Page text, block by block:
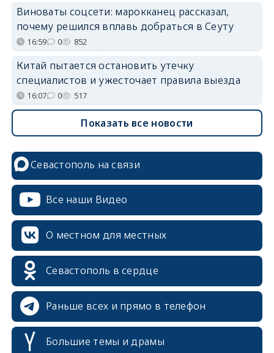
Виноваты соцсети: марокканец рассказал,
почему решился вплавь добраться в Сеуту
16:59 0 852
Китай пытается остановить утечку
специалистов и ужесточает правила выезда
16:07 0 517
Показать все новости
Севастополь на связи
Все наши Видео
О местном для местных
Севастополь в сердце
Раньше всех и прямо в телефон
Большие темы и драмы